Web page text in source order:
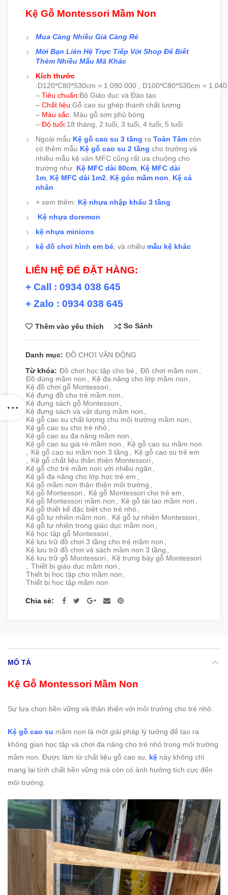
Kệ Gỗ Montessori Mầm Non
Mua Càng Nhiều Giá Càng Rẻ
Mời Bạn Liên Hệ Trực Tiếp Với Shop Để Biết
Thêm Nhiều Mẫu Mã Khác
Kích thước
:D120*C80*S30cm = 1.090.000 , D100*C80*S30cm =
– Tiêu chuẩn:Bộ Giáo dục và Đào tạo
– Chất liệu:Gỗ cao su ghép thanh chất lượng
– Màu sắc: Màu gỗ sơn phủ bóng
– Độ tuổi:18 tháng, 2 tuổi, 3 tuổi, 4 tuổi, 5 tuổi
Ngoài mẫu Kệ gỗ cao su 3 tầng ra Toàn Tâm còn
có thêm mẫu Kệ gỗ cao su 2 tầng cho trường và
nhiều mẫu kệ ván MFC cũng rất ưa chuộng cho
trường như. Kệ MFC dài 80cm Kệ MFC dài
1m Kệ MFC dài 1m2 Kệ góc mầm non
Kệ cá
nhân
+ xem thêm: Kệ nhựa nhập khẩu 3 tầng
Kệ nhựa doremon
kệ nhựa minions
kệ đồ chơi hình em bé , và nhiều mẫu kệ khác
LIÊN HỆ ĐỂ ĐẶT HÀNG:
+ Call : 0934 038 645
+ Zalo : 0934 038 645
Thêm vào yêu thích So Sánh
Danh mục: ĐỒ CHƠI VẬN ĐỘNG
Từ khóa: Đồ chơi học tập cho bé , Đồ chơi mầm non ,
Đồ dùng mầm non , Kệ đa năng cho lớp mầm non ,
Kệ đồ chơi gỗ Montessori,
Kệ đựng đồ cho trẻ mầm non ,
Kệ đựng sách gỗ Montessori,
Kệ đựng sách và vật dụng mầm non ,
Kệ gỗ cao su chất lượng cho môi trường mầm non ,
Kệ gỗ cao su cho trẻ nhỏ ,
Kệ gỗ cao su đa năng mầm non ,
Kệ gỗ cao su giá rẻ mầm non , Kệ gỗ cao su mầm non
, Kệ gỗ cao su mầm non 3 tầng , Kệ gỗ cao su trẻ em
, Kệ gỗ chất liệu thân thiện Montessori,
Kệ gỗ cho trẻ mầm non với nhiều ngăn ,
Kệ gỗ đa năng cho lớp học trẻ em ,
Kệ gỗ mầm non thân thiện môi trường ,
Kệ gỗ Montessori, Kệ gỗ Montessori cho trẻ em ,
Kệ gỗ Montessori mầm non , Kệ gỗ tái tạo mầm non ,
Kệ gỗ thiết kế đặc biệt cho trẻ nhỏ ,
Kệ gỗ tự nhiên mầm non , Kệ gỗ tự nhiên Montessori,
Kệ gỗ tự nhiên trong giáo dục mầm non ,
Kệ học tập gỗ Montessori,
Kệ lưu trữ đồ chơi 3 tầng cho trẻ mầm non ,
Kệ lưu trữ đồ chơi và sách mầm non 3 tầng ,
Kệ lưu trữ gỗ Montessori, Kệ trưng bày gỗ Montessori
, Thiết bị giáo dục mầm non ,
Thiết bị học tập cho mầm non ,
Thiết bị học tập mầm non
Chia sẻ
MÔ TẢ
Kệ Gỗ Montessori Mầm Non
Sự lựa chọn bền vững và thân thiện với môi trường cho trẻ nhỏ.
Kệ gỗ cao su mầm non là một giải pháp lý tưởng để tạo ra
không gian học tập và chơi đa năng cho trẻ nhỏ trong môi trường
mầm non. Được làm từ chất liệu gỗ cao su, kệ này không chỉ
mang lại tính chất bền vững mà còn có ảnh hưởng tích cực đến
môi trường.